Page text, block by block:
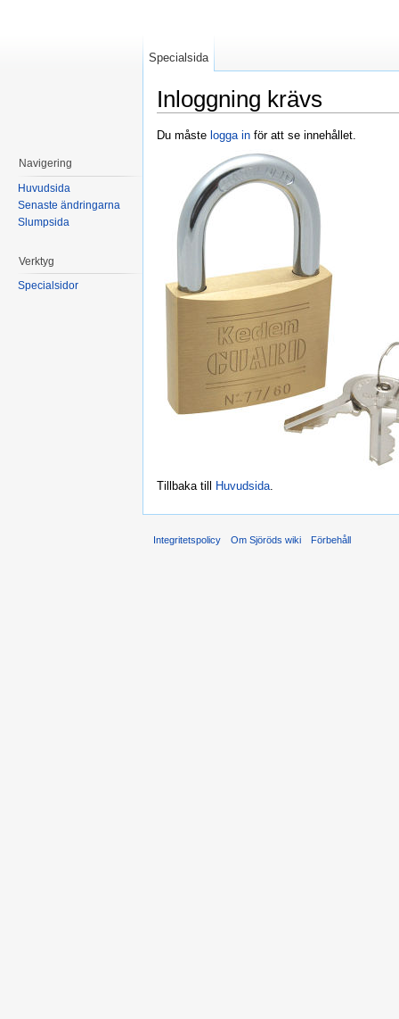
Inloggning krävs
Du måste logga in för att se innehållet.
Tillbaka till Huvudsida
Specialsida
Navigering
Huvudsida
Senaste ändringarna
Slumpsida
Verktyg
Specialsidor
Integritetspolicy Om Sjöröds wiki Förbehåll